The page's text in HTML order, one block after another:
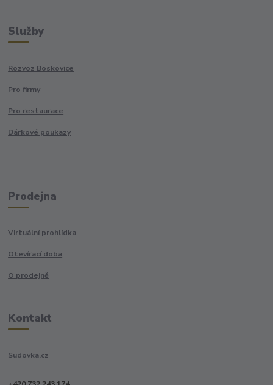
Služby
Rozvoz Boskovice
Pro firmy
Pro restaurace
Dárkové poukazy
Prodejna
Virtuální prohlídka
Otevírací doba
O prodejně
Kontakt
Sudovka.cz